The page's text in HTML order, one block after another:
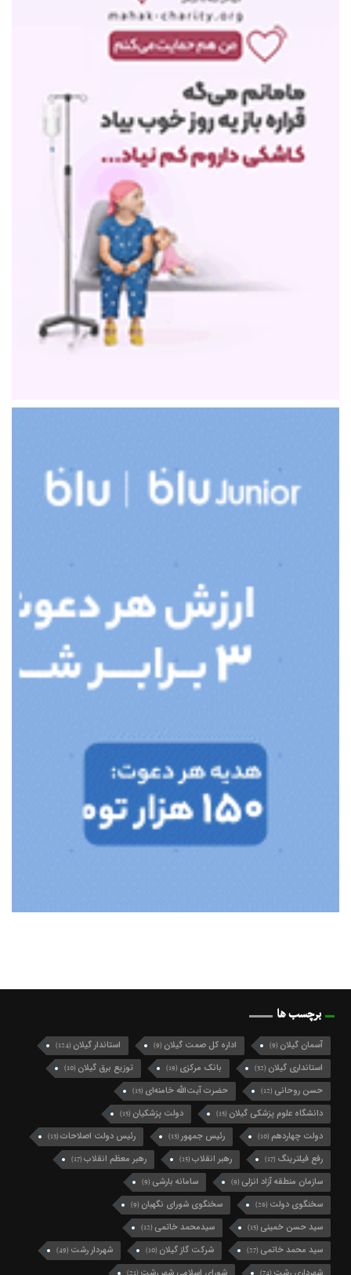
برچسب ها
آسمان گیلان(9) اداره کل صمت گیلان(9) استاندار گیلان(124)
استانداری گیلان(32) بانک مرکزی(19) توزیع برق گیلان
حسن روحانی(12) حضرت آیت‌الله خامنه‌ای(15)
دانشگاه علوم پزشکی گیلان دولت پزشکیان(15)
دولت چهاردهم(10) رئیس جمهور(13) رئیس دولت اصلاحات(13)